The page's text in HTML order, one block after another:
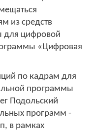
из средств
для цифровой
«Цифровая
по кадрам для
программы
Подольский
программ -
в рамках